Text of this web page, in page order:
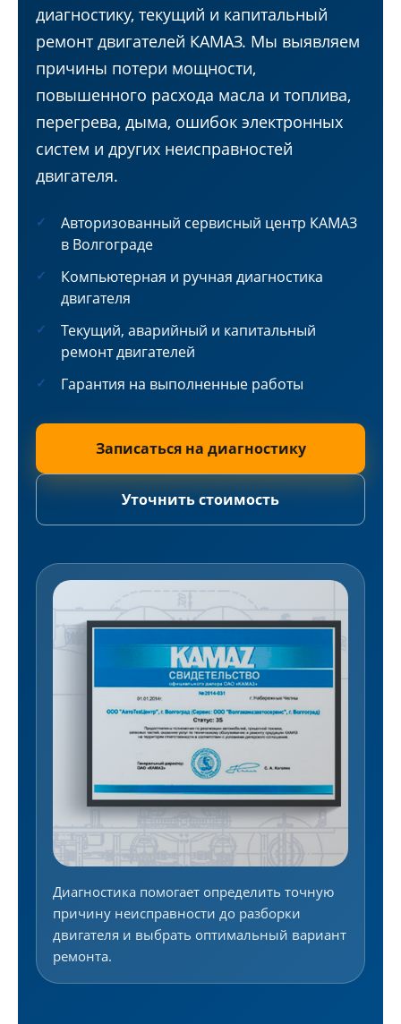
диагностику, текущий и капитальный
ремонт двигателей КАМАЗ. Мы выявляем
причины потери мощности,
повышенного расхода масла и топлива,
перегрева, дыма, ошибок электронных
систем и других неисправностей
двигателя.
Авторизованный сервисный центр КАМАЗ
в Волгограде
Компьютерная и ручная диагностика
двигателя
Текущий, аварийный и капитальный
ремонт двигателей
Гарантия на выполненные работы
Записаться на диагностику
Уточнить стоимость
Диагностика помогает определить точную
причину неисправности до разборки
двигателя и выбрать оптимальный вариант
ремонта.